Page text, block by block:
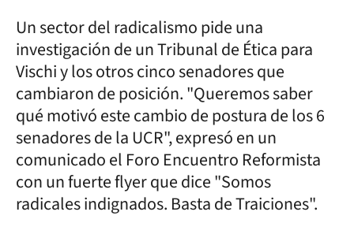
Un sector del radicalismo pide una
investigación de un Tribunal de Ética para
Vischi y los otros cinco senadores que
cambiaron de posición. "Queremos saber
qué motivó este cambio de postura de los 6
senadores de la UCR", expresó en un
comunicado el Foro Encuentro Reformista
con un fuerte flyer que dice "Somos
radicales indignados. Basta de Traiciones".